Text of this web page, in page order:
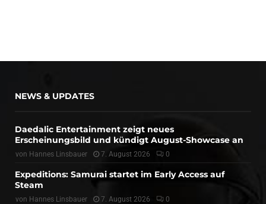
NEWS & UPDATES
Daedalic Entertainment zeigt neues
Erscheinungsbild und kündigt August-Showcase an
von Hannes Linsbauer 7. August 2026 0
Expeditions: Samurai startet im Early Access auf
Steam
von Hannes Linsbauer 7. August 2026 0